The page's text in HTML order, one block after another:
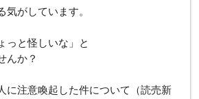
気がしています。
っと怪しいな」と
んか？
に注意喚起した件について（読売新